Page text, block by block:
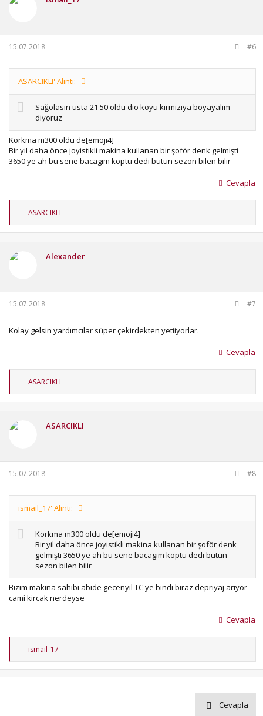
15.07.2018 #6
ASARCIKLI' Alıntı:
Sağolasın usta 21 50 oldu dio koyu kırmızıya boyayalim
diyoruz
Korkma m300 oldu de[emoji4]
Bir yil daha önce joyistikli makina kullanan bir şoför denk gelmişti
3650 ye ah bu sene bacagim koptu dedi bütün sezon bilen bilir
Cevapla
T
p
ASARCIKLI
Alexander
15.07.2018 #7
Kolay gelsin yardımcılar süper çekirdekten yetiiyorlar.
Cevapla
T
p
ASARCIKLI
ASARCIKLI
15.07.2018 #8
ismail_17' Alıntı:
Korkma m300 oldu de[emoji4]
Bir yil daha önce joyistikli makina kullanan bir şoför denk
gelmişti 3650 ye ah bu sene bacagim koptu dedi bütün
sezon bilen bilir
Bizim makina sahibi abide gecenyil TC ye bindi biraz depriyaj arıyor
cami kircak nerdeyse
Cevapla
T
p
k
ismail_17
Cevapla